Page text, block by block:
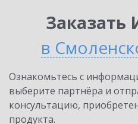
в
Ознакомьтесь с
выберите партнёра и
консультацию,
продукта.